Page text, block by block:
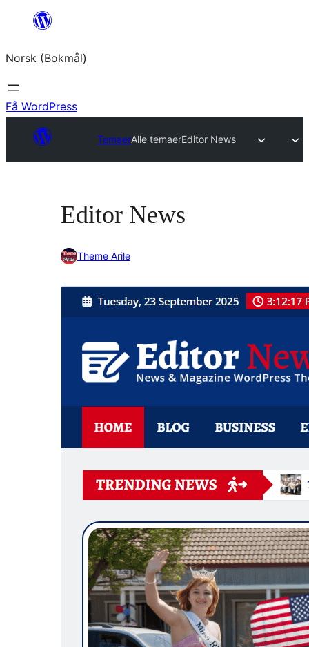
Hopp
innhold
Norsk (Bokmål)
Få WordPress
TemaerAlle temaerEditor News
Editor News
Theme Arile